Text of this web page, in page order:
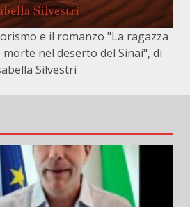
e il romanzo "La ragazza
nel deserto del Sinai", di
Silvestri